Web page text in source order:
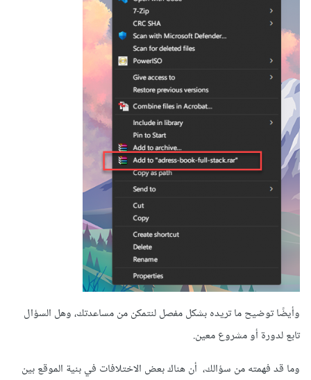
وأيضًا توضيح ما تريده بشكل مفصل لنتمكن من مساعدتك، وهل السؤال
تابع لدورة أو مشروع معين.
وما قد فهمته من سؤالك، أن هناك بعض الاختلافات في بنية الموقع بين